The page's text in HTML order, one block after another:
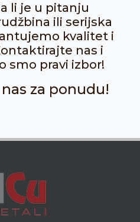
li je u pitanju
ili serijska
kvalitet i
nas i
smo pravi izbor!
za ponudu!